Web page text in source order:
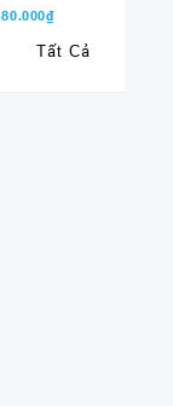
80.000₫
Tất Cả